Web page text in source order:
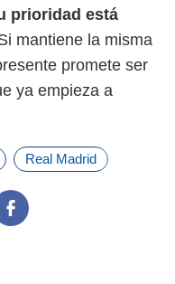
prioridad está
mantiene la misma
promete ser
ya empieza a
Real Madrid